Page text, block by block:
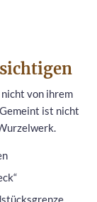
von ihrem
ist nicht